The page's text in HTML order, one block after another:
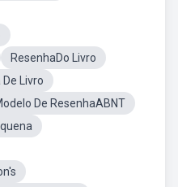
ResenhaDo Livro
Livro
De ResenhaABNT